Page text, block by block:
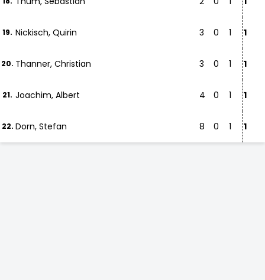
19. Nickisch, Quirin 3 0 1 1
20. Thanner, Christian 3 0 1 1
21. Joachim, Albert 4 0 1 1
22. Dorn, Stefan 8 0 1 1